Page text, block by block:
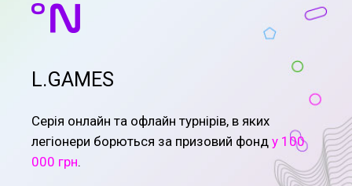
L.GAMES
Серія онлайн та офлайн турнірів, в яких
легіонери борються за призовий фонд у 100
000 грн.